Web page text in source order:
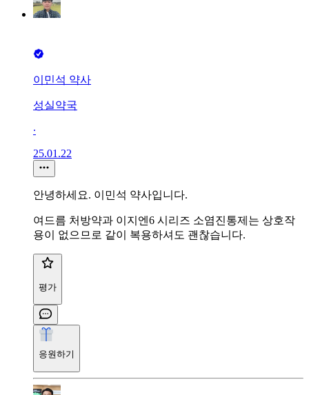
이민석 약사
성실약국
∙
25.01.22
안녕하세요. 이민석 약사입니다.
여드름 처방약과 이지엔6 시리즈 소염진통제는 상호작
용이 없으므로 같이 복용하셔도 괜찮습니다.
평가
응원하기